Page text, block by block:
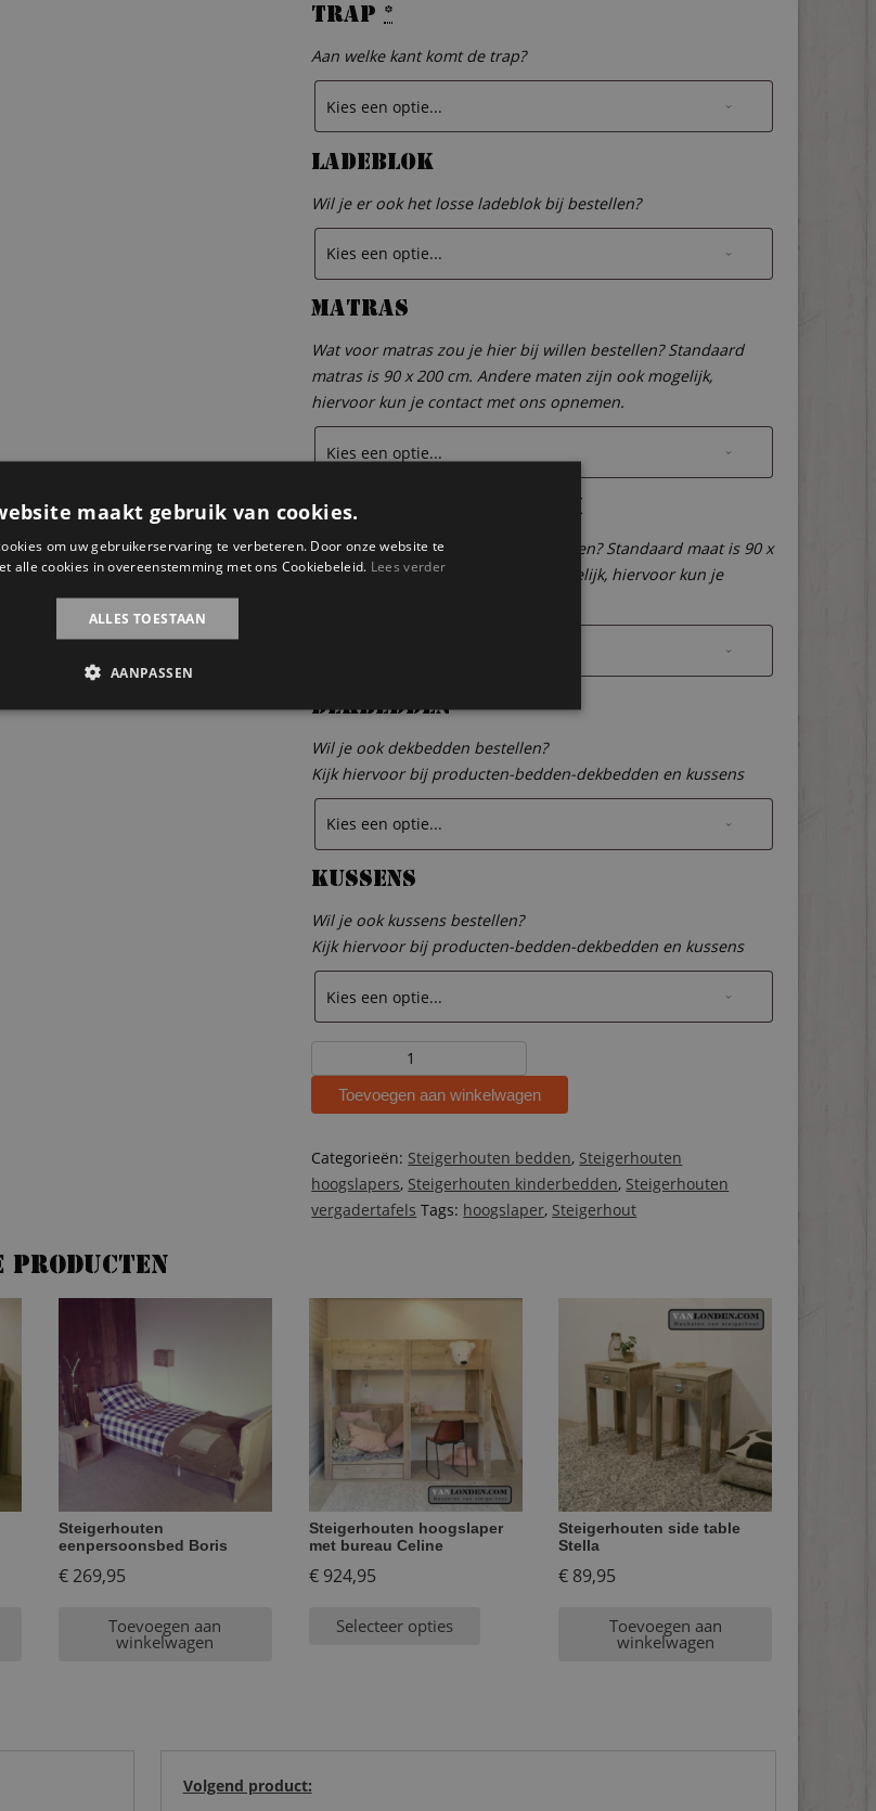
Trap*
Aan welke kant komt de trap?
Ladeblok
Wil je er ook het losse ladeblok bij bestellen?
Matras
Wat voor matras zou je hier bij willen bestellen? Standaard
matras is 90 x 200 cm. Andere maten zijn ook mogelijk,
hiervoor kun je contact met ons opnemen.
Houten lattenbodem
Wil je er een lattenbodem bij bestellen? Standaard maat is 90 x
200 cm. Andere maten zijn ook mogelijk, hiervoor kun je
Dekbedden
Wil je ook dekbedden bestellen?
Kijk hiervoor bij producten-bedden-dekbedden en kussens
Kussens
Wil je ook kussens bestellen?
Kijk hiervoor bij producten-bedden-dekbedden en kussens
Steigerhouten
hoogslaper
Noah
aantal
Toevoegen aan winkelwagen
Categorieën: Steigerhouten bedden, Steigerhouten
hoogslapers, Steigerhouten kinderbedden, Steigerhouten
vergadertafels Tags: hoogslaper, Steigerhout
producten
Steigerhouten
eenpersoonsbed Boris
€269,95
Toevoegen aan
winkelwagen
Steigerhouten hoogslaper
met bureau Celine
€924,95
Selecteer opties
Steigerhouten side table
Stella
€ 89,95
Toevoegen aan
winkelwagen
Volgend product:
maakt gebruik van cookies.
om uw gebruikerservaring te verbeteren. Door onze website te
alle cookies in overeenstemming met ons Cookiebeleid. Lees verder
ALLES TOESTAAN
AANPASSEN